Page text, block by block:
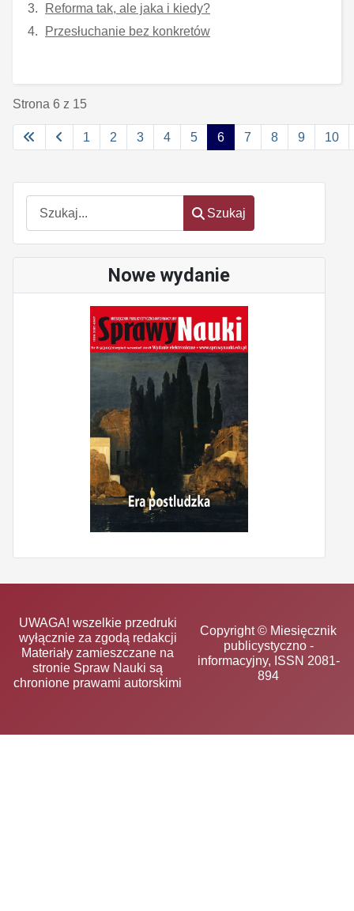
Szukaj
Szukaj
Nowe wydanie
Reforma tak, ale jaka i kiedy?
Przesłuchanie bez konkretów
Strona 6 z 15
1 2 3 4 5 6 7 8 9 10
UWAGA! wszelkie przedruki
wyłącznie za zgodą redakcji
Materiały zamieszczane na
stronie Spraw Nauki są
chronione prawami autorskimi
Copyright © Miesięcznik
publicystyczno -
informacyjny, ISSN 2081-
894